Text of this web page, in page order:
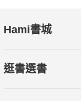
Hami書城
逛書選書